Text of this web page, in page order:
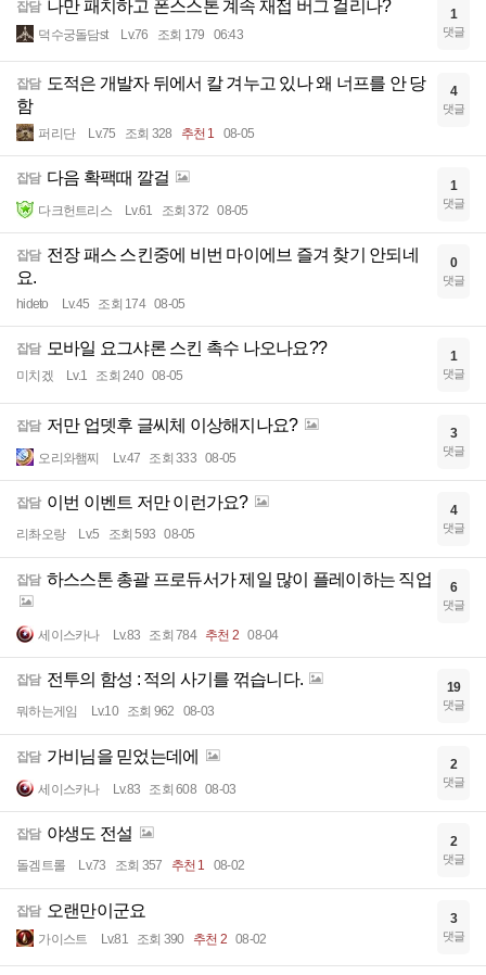
잡담 나만 패치하고 폰스스톤 계속 재접 버그 걸리나?
덕수궁돌담st Lv.76 조회 179 06:43
1
댓글
잡담 도적은 개발자 뒤에서 칼 겨누고 있나 왜 너프를 안 당
함
퍼리단 Lv.75 조회 328 추천 1 08-05
4
댓글
잡담 다음 확팩때 깔걸
다크헌트리스 Lv.61 조회 372 08-05
1
댓글
잡담 전장 패스 스킨중에 비번 마이에브 즐겨 찾기 안되네
요.
hideto Lv.45 조회 174 08-05
0
댓글
잡담 모바일 요그샤론 스킨 촉수 나오나요??
미치겠 Lv.1 조회 240 08-05
1
댓글
잡담 저만 업뎃후 글씨체 이상해지나요?
오리와햄찌 Lv.47 조회 333 08-05
3
댓글
잡담 이번 이벤트 저만 이런가요?
리촤오랑 Lv.5 조회 593 08-05
4
댓글
잡담 하스스톤 총괄 프로듀서가 제일 많이 플레이하는 직업
세이스카나 Lv.83 조회 784 추천 2 08-04
6
댓글
잡담 전투의 함성 : 적의 사기를 꺾습니다.
뭐하는게임 Lv.10 조회 962 08-03
19
댓글
잡담 가비님을 믿었는데에
세이스카나 Lv.83 조회 608 08-03
2
댓글
잡담 야생도 전설
돌겜트롤 Lv.73 조회 357 추천 1 08-02
2
댓글
잡담 오랜만이군요
가이스트 Lv.81 조회 390 추천 2 08-02
3
댓글